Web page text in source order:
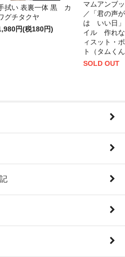
拭い 表裏一体 黒 カ
グチタクヤ
円(税180円)
マムアンブ
／「君の声
は いい日」
イル 作れ
ィスット・
ト（タムく
SOLD OUT